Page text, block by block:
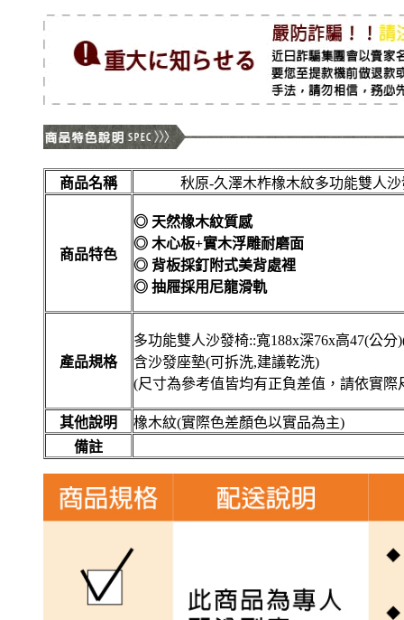
商品名稱 秋原-久澤木柞橡木紋多功能雙人沙
商品特色
◎ 天然橡木紋質感
◎ 木心板+實木浮雕耐磨面
◎ 背板採釘附式美背處裡
◎ 抽屜採用尼龍滑軌
產品規格
多功能雙人沙發椅::寬188x深76x高47(公分
含沙發座墊(可拆洗,建議乾洗)
(尺寸為參考值皆均有正負差值，請依實際
其他說明
橡木紋(實際色差顏色以實品為主)
備註